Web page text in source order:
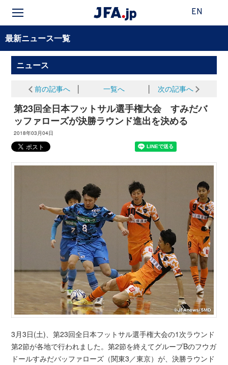
EN
最新ニュース一覧
ニュース
前の記事へ 一覧へ 次の記事へ
第23回全日本フットサル選手権大会 すみだバ
ッファローズが決勝ラウンド進出を決める
2018年03月04日
3月3日(土)、第23回全日本フットサル選手権大会の1次ラウンド
第2節が各地で行われました。第2節を終えてグループBのフウガ
ドールすみだバッファローズ（関東3／東京）が、決勝ラウンド